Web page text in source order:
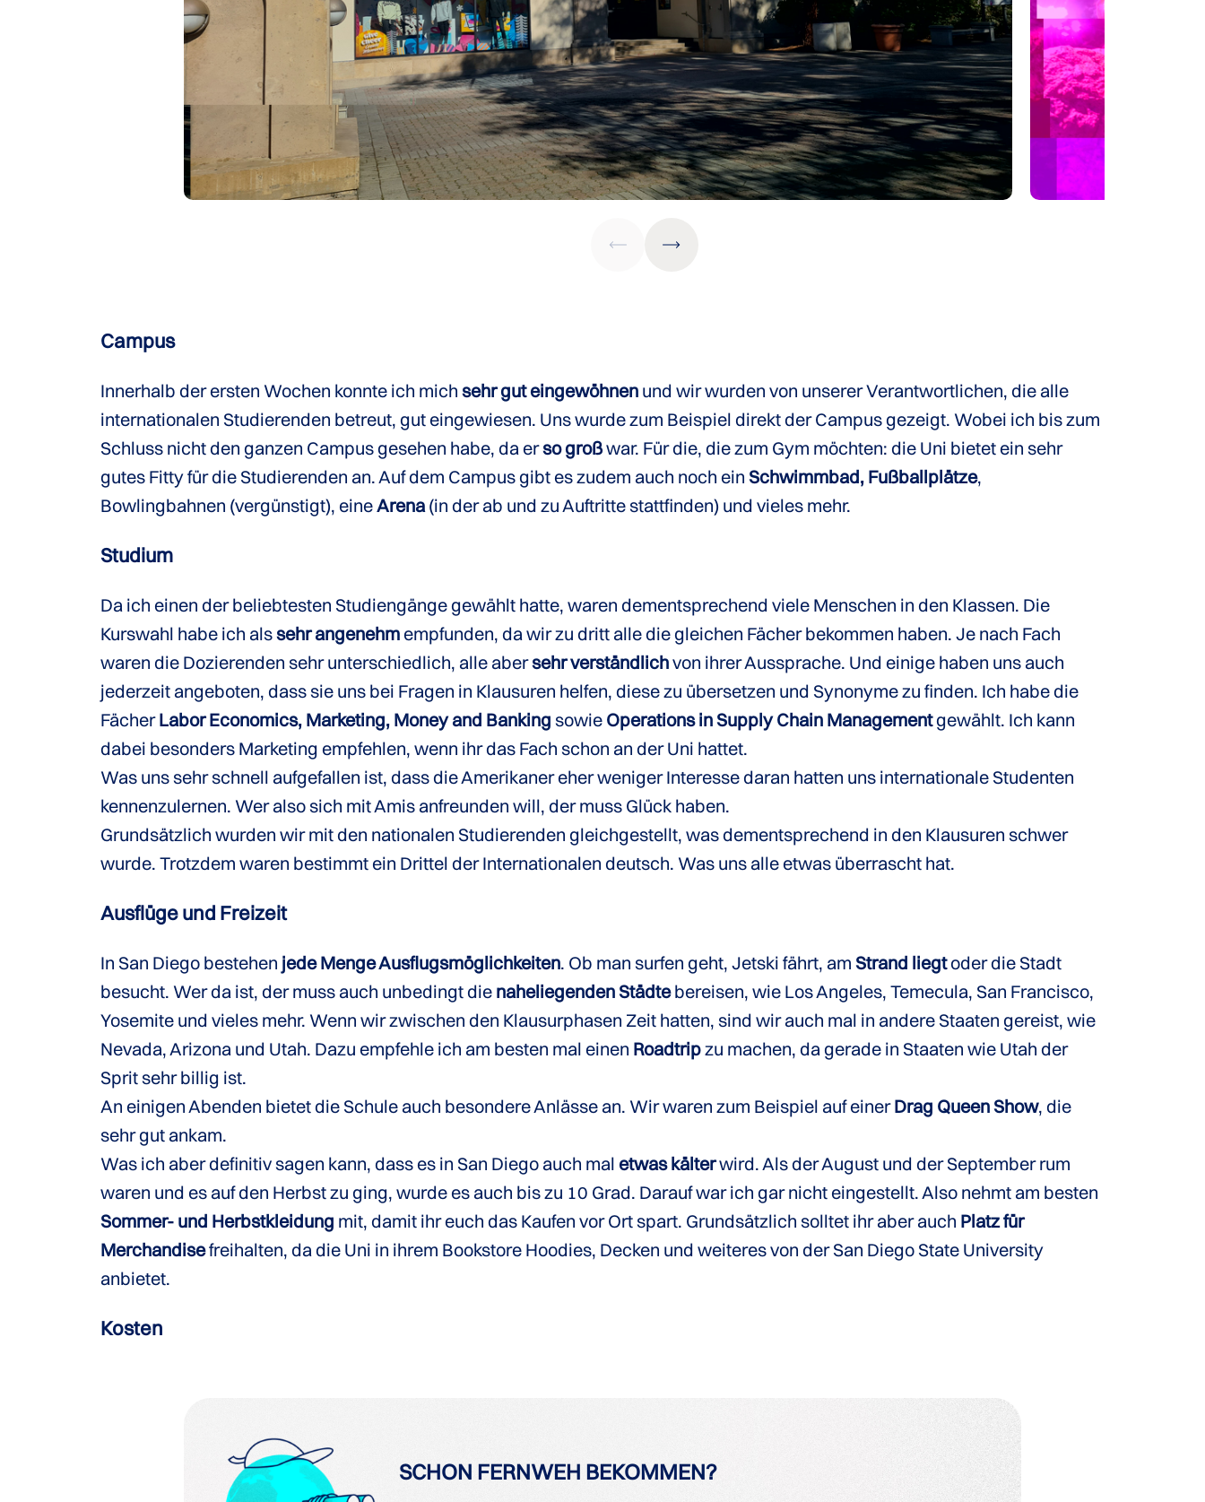
Campus
Innerhalb der ersten Wochen konnte ich mich sehr gut eingewöhnen und wir wurden von unserer Verantwortlichen, die alle
internationalen Studierenden betreut, gut eingewiesen. Uns wurde zum Beispiel direkt der Campus gezeigt. Wobei ich bis zum
Schluss nicht den ganzen Campus gesehen habe, da erso großwar. Für die, die zum Gym möchten: die Uni bietet ein sehr
gutes Fitty für die Studierenden an. Auf dem Campus gibt es zudem auch noch ein Schwimmbad, Fußballplätze,
Bowlingbahnen (vergünstigt), eineArena(in der ab und zu Auftritte stattfinden) und vieles mehr.
Studium
Da ich einen der beliebtesten Studiengänge gewählt hatte, waren dementsprechend viele Menschen in den Klassen. Die
Kurswahl habe ich alssehr angenehmempfunden, da wir zu dritt alle die gleichen Fächer bekommen haben. Je nach Fach
waren die Dozierenden sehr unterschiedlich, alle abersehr verständlichvon ihrer Aussprache. Und einige haben uns auch
jederzeit angeboten, dass sie uns bei Fragen in Klausuren helfen, diese zu übersetzen und Synonyme zu finden. Ich habe die
FächerLabor Economics, Marketing, Money and Banking sowie Operations in Supply Chain Managementgewählt. Ich kann
dabei besonders Marketing empfehlen, wenn ihr das Fach schon an der Uni hattet.
Was uns sehr schnell aufgefallen ist, dass die Amerikaner eher weniger Interesse daran hatten uns internationale Studenten
kennenzulernen. Wer also sich mit Amis anfreunden will, der muss Glück haben.
Grundsätzlich wurden wir mit den nationalen Studierenden gleichgestellt, was dementsprechend in den Klausuren schwer
wurde. Trotzdem waren bestimmt ein Drittel der Internationalen deutsch. Was uns alle etwas überrascht hat.
Ausflüge und Freizeit
In San Diego bestehen jede Menge Ausflugsmöglichkeiten. Ob man surfen geht, Jetski fährt, am Strand liegtoder die Stadt
besucht. Wer da ist, der muss auch unbedingt die naheliegenden Städtebereisen, wie Los Angeles, Temecula, San Francisco,
Yosemite und vieles mehr. Wenn wir zwischen den Klausurphasen Zeit hatten, sind wir auch mal in andere Staaten gereist, wie
Nevada, Arizona und Utah. Dazu empfehle ich am besten mal einen Roadtripzu machen, da gerade in Staaten wie Utah der
Sprit sehr billig ist.
An einigen Abenden bietet die Schule auch besondere Anlässe an. Wir waren zum Beispiel auf einerDrag Queen Show, die
sehr gut ankam.
Was ich aber definitiv sagen kann, dass es in San Diego auch mal etwas kälterwird. Als der August und der September rum
waren und es auf den Herbst zu ging, wurde es auch bis zu 10 Grad. Darauf war ich gar nicht eingestellt. Also nehmt am besten
Sommer- und Herbstkleidung mit, damit ihr euch das Kaufen vor Ort spart. Grundsätzlich solltet ihr aber auch Platz für
Merchandisefreihalten, da die Uni in ihrem Bookstore Hoodies, Decken und weiteres von der San Diego State University
anbietet.
Kosten
SCHON FERNWEH BEKOMMEN?